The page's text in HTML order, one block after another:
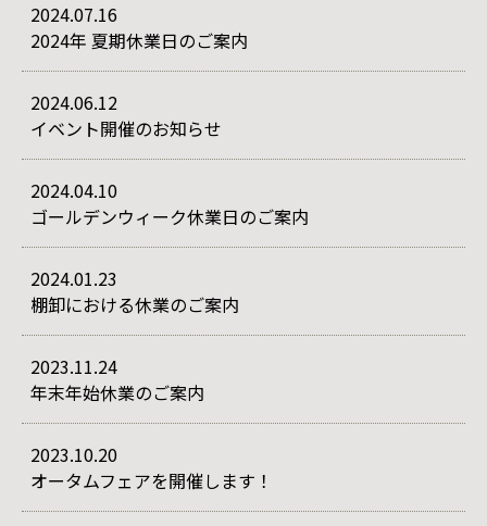
2024.07.16
2024年 夏期休業日のご案内
2024.06.12
イベント開催のお知らせ
2024.04.10
ゴールデンウィーク休業日のご案内
2024.01.23
棚卸における休業のご案内
2023.11.24
年末年始休業のご案内
2023.10.20
オータムフェアを開催します！